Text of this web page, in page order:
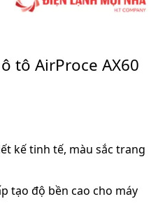
tô AirProce AX60
kế tinh tế, màu sắc trang
tạo độ bền cao cho máy